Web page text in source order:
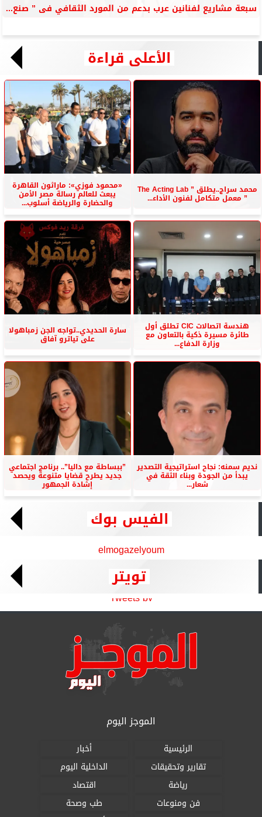
سبعة مشاريع لفنانين عرب بدعم من المورد الثقافي فى ” صنع...
الأعلى قراءة
محمد سراج..يطلق ” The Acting Lab
” معمل متكامل لفنون الأداء...
«محمود فوزي»: ماراثون القاهرة
يبعث للعالم رسالة مصر الأمن
والحضارة والرياضة أسلوب...
هندسة اتصالات CIC تطلق أول
طائرة مسيرة ذكية بالتعاون مع
وزارة الدفاع...
سارة الحديدي..تواجه الجن زمباهولا
على تياترو آفاق
نديم سمنه: نجاح استراتيجية التصدير
يبدأ من الجودة وبناء الثقة في
شعار...
”ببساطة مع داليا”.. برنامج اجتماعي
جديد يطرح قضايا متنوعة ويحصد
إشادة الجمهور
الفيس بوك
elmogazelyoum
تويتر
Tweets by
الموجز اليوم
الرئيسية
أخبار
تقارير وتحقيقات
الداخلية اليوم
رياضة
اقتصاد
فن ومنوعات
طب وصحة